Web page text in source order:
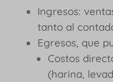
Ingresos:
tanto al
Egresos, que
Costos
(harina,